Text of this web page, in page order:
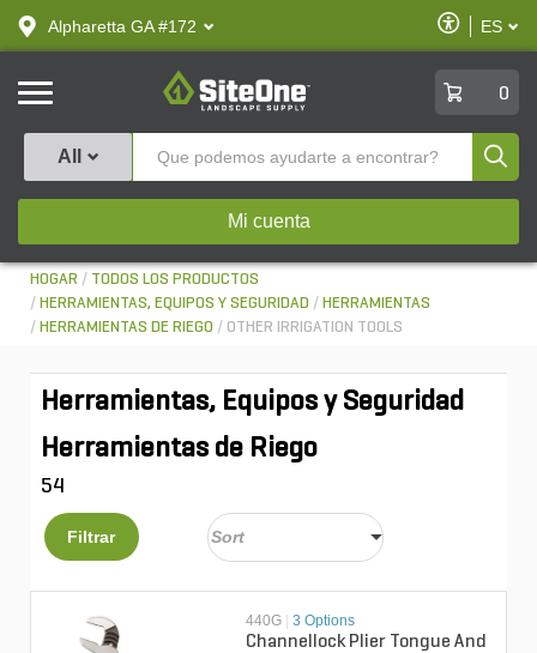
text.skipToContent
text.skipToNavigation
Alpharetta GA #172
Habilitar
ES
SiteOne
0
All
Mi cuenta
HOGAR
TODOS LOS PRODUCTOS
HERRAMIENTAS, EQUIPOS Y SEGURIDAD
HERRAMIENTAS
HERRAMIENTAS DE RIEGO
OTHER IRRIGATION TOOLS
Herramientas, Equipos y Seguridad
Herramientas de Riego
54
Filtrar
440G 3 Options
Channellock Plier Tongue And